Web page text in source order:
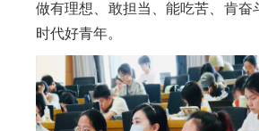
做有理想、敢担当、能吃苦、肯奋
时代好青年。